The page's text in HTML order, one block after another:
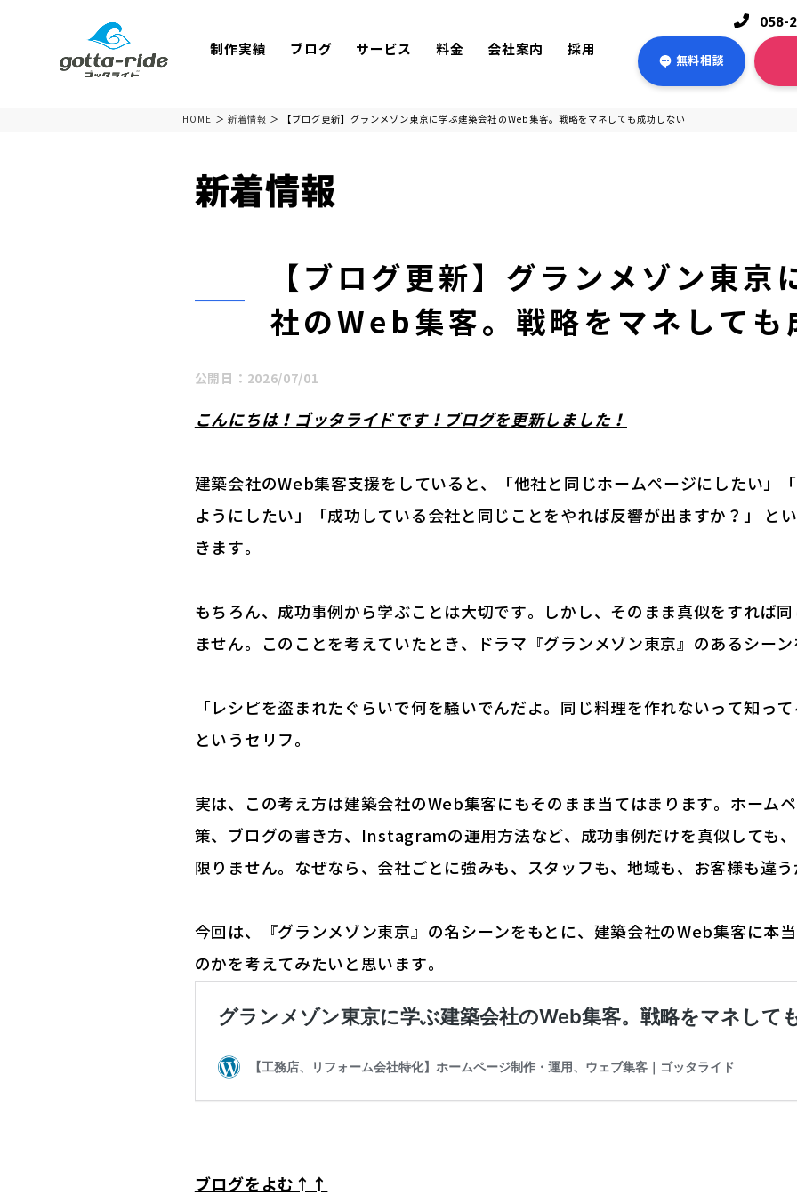
制作実績 ブログ サービス 料金 会社案内 採用
058-
無料相談
HOME 新着情報 【ブログ更新】グランメゾン東京に学ぶ建築会社のWeb集客。戦略をマネしても成功しない
新着情報
【ブログ更新】グランメゾン東京
社のWeb集客。戦略をマネしても
公開日： 2026/07/01
こんにちは！ゴッタライドです！ブログを更新しました！
建築会社のWeb集客支援をしていると、「他社と同じホームページにしたい」
ようにしたい」「成功している会社と同じことをやれば反響が出ますか？」 と
きます。
もちろん、成功事例から学ぶことは大切です。しかし、そのまま真似をすれば
ません。このことを考えていたとき、ドラマ『グランメゾン東京』のあるシー
「レシピを盗まれたぐらいで何を騒いでんだよ。同じ料理を作れないって知っ
というセリフ。
実は、この考え方は建築会社のWeb集客にもそのまま当てはまります。ホーム
策、ブログの書き方、Instagramの運用方法など、成功事例だけを真似しても
限りません。なぜなら、会社ごとに強みも、スタッフも、地域も、お客様も違
今回は、『グランメゾン東京』の名シーンをもとに、建築会社のWeb集客に本
のかを考えてみたいと思います。
ブログをよむ↑↑